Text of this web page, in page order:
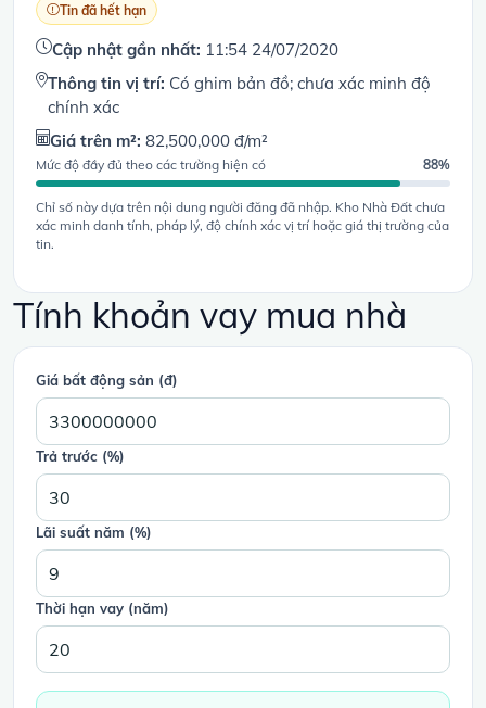
Tin đã hết hạn
Cập nhật gần nhất: 11:54 24/07/2020
Thông tin vị trí: Có ghim bản đồ; chưa xác minh độ
chính xác
Giá trên m²: 82,500,000 đ/m²
Mức độ đầy đủ theo các trường hiện có 88%
Chỉ số này dựa trên nội dung người đăng đã nhập. Kho Nhà Đất chưa
xác minh danh tính, pháp lý, độ chính xác vị trí hoặc giá thị trường của
tin.
Tính khoản vay mua nhà
Giá bất động sản (đ)
Trả trước (%)
Lãi suất năm (%)
Thời hạn vay (năm)